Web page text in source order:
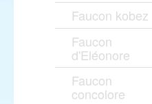
Faucon kobez
Faucon
d'Eléonore
Faucon
concolore